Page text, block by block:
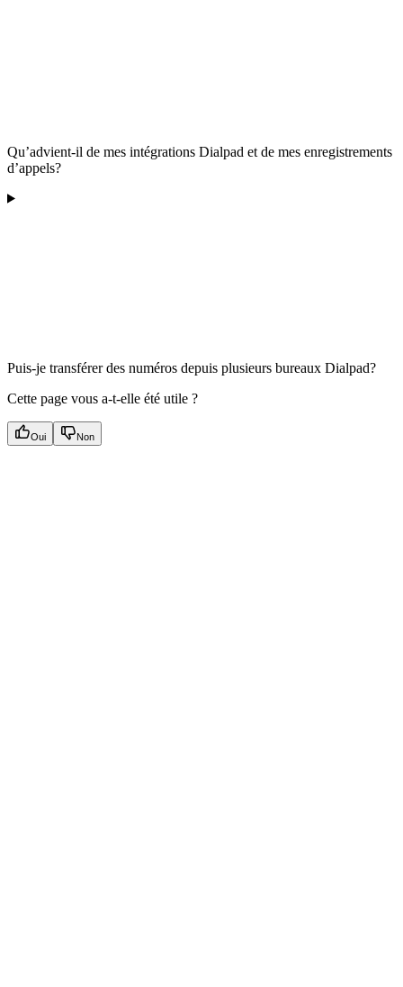
Qu’advient-il de mes intégrations Dialpad et de mes enregistrements
d’appels?
Puis-je transférer des numéros depuis plusieurs bureaux Dialpad?
Cette page vous a-t-elle été utile ?
Oui Non